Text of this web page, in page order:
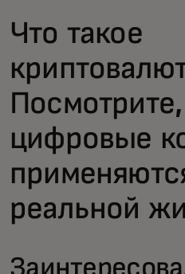
Новости и тренды
Что такое
цифровые
реальной